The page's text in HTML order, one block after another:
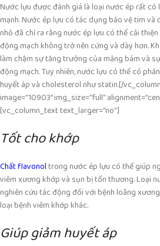
Nước lựu được đánh giá là loại nước ép rất
mạnh. Nước ép lựu có tác dụng bảo vệ tim và
nhỏ đã chỉ ra rằng nước ép lựu có thể cải
động mạch không trở nên cứng và dày hơn.
làm chậm sự tăng trưởng của mảng bám và
động mạch. Tuy nhiên, nước lựu có thể có
huyết áp và cholesterol như statin.[/
image=”10903″ img_size=”full”
[vc_column_text text_larger=”no”]
Tốt cho khớp
Chất flavonoltrong nước ép lựu có thể giúp
viêm xương khớp và sụn bị tổn thương. Loại
nghiên cứu tác động đối với bệnh loãng
loại bệnh viêm khớp khác.
Giúp giảm huyết áp